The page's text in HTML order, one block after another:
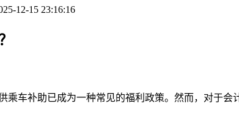
12-15 23:16:16
乘车补助已成为一种常见的福利政策。然而，对于